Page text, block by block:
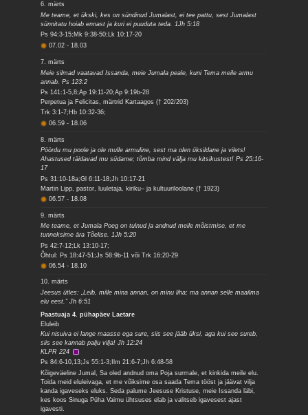
6. märts
Me teame, et ükski, kes on sündinud Jumalast, ei tee pattu, sest Jumalast
sünnitatu hoiab ennast ja kuri ei puuduta teda. 1Jh 5:18
Ps 94:3-15;Mk 9:38-50;Lk 10:17-20
07.02-18.03
7. märts
Meie silmad vaatavad Issanda, meie Jumala peale, kuni Tema meile armu
annab. Ps 123:2
Ps 141:1-5,8;Ap 19:11-20;Ap 9:19b-28
Perpetua ja Felicitas, märtrid Kartaagos († 202/203)
Trk 3:1-7;Hb 10:32-36;
06.59- 18.06
8. märts
Pöördu mu poole ja ole mulle armuline, sest ma olen üksildane ja vilets!
Ahastused täidavad mu südame; tõmba mind välja mu kitsikustest! Ps 25:16-
17
Ps 31:10-18a;Gl 6:11-18;Jh 10:17-21
Martin Lipp, pastor, luuletaja, kiriku– ja kultuuriloolane († 1923)
06.57- 18.08
9. märts
Me teame, et Jumala Poeg on tulnud ja andnud meile mõistmise, et me
tunneksime ära Tõelise. 1Jh 5:20
Ps 42:7-12;Lk 13:10-17;
Õhtul: Ps 18:47-51;Js 58:9b-11 või Trk 16:20-29
06.54- 18.10
10. märts
Jeesus ütles: „Leib, mille mina annan, on minu liha; ma annan selle maailma
elu eest.“ Jh 6:51
Paastuaja 4. pühapäev Laetare
Eluleib
Kui nisuiva ei lange maasse ega sure, siis see jääb üksi, aga kui see sureb,
siis see kannab palju vilja! Jh 12:24
KLPR 224
Ps 84:6-10,13;Js 55:1-3;Ilm 21:6-7;Jh 6:48-58
Kõigeväeline Jumal, Sa oled andnud oma Poja surmale, et kinkida meile elu.
Toida meid eluleivaga, et me võiksime osa saada Tema tööst ja jäävat vilja
kanda igaveseks eluks. Seda palume Jeesuse Kristuse, meie Issanda läbi,
kes koos Sinuga Püha Vaimu ühtsuses elab ja valitseb igavesest ajast
igavesti.